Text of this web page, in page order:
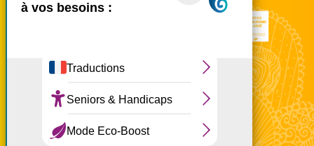
Tout accepter
Tout refuser